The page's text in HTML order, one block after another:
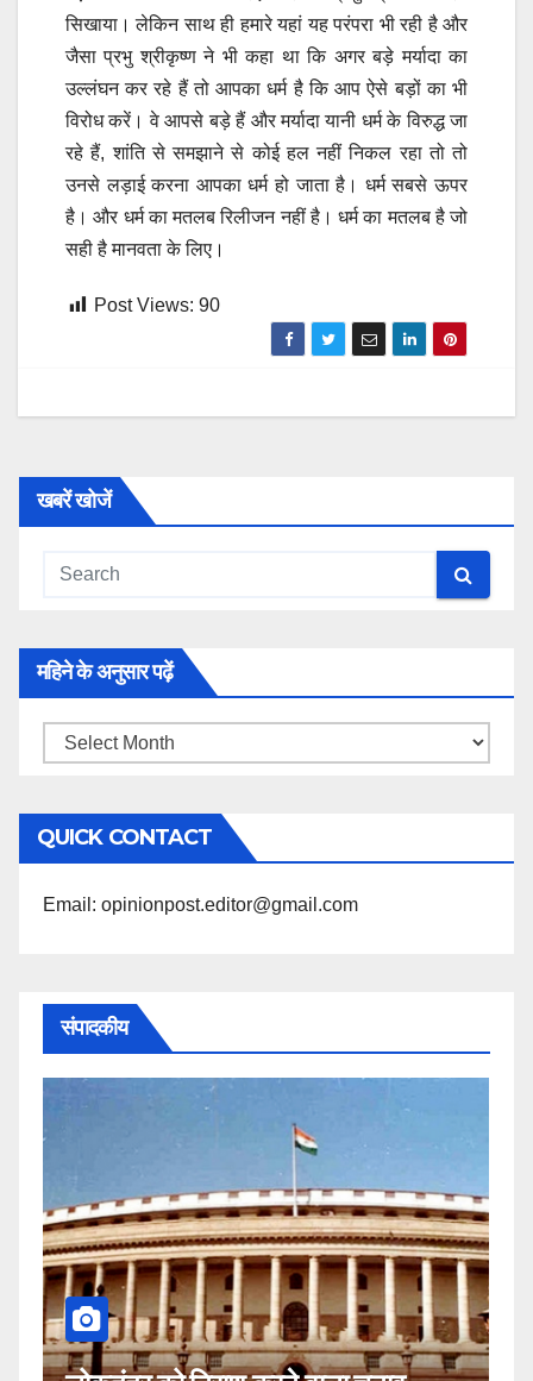
सिखाया। लेकिन साथ ही हमारे यहां यह परंपरा भी रही है और
जैसा प्रभु श्रीकृष्ण ने भी कहा था कि अगर बड़े मर्यादा का
उल्लंघन कर रहे हैं तो आपका धर्म है कि आप ऐसे बड़ों का भी
विरोध करें। वे आपसे बड़े हैं और मर्यादा यानी धर्म के विरुद्ध जा
रहे हैं, शांति से समझाने से कोई हल नहीं निकल रहा तो तो
उनसे लड़ाई करना आपका धर्म हो जाता है। धर्म सबसे ऊपर
है। और धर्म का मतलब रिलीजन नहीं है। धर्म का मतलब है जो
सही है मानवता के लिए।
Post Views: 90
खबरें खोजें
महिने के अनुसार पढ़ें
महिने
अनुसार
पढ़ें
QUICK CONTACT
Email: opinionpost.editor@gmail.com
संपादकीय
कहीं यह सीजेआई के खिलाफ साजिश तो